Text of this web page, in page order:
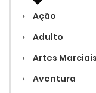
Ação
Adulto
Artes Marciais
Aventura